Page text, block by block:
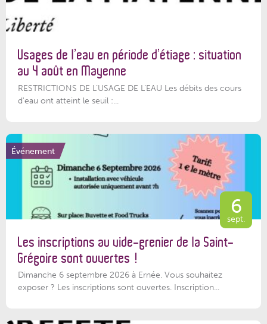
Usages de l’eau en période d’étiage : situation
au 4 août en Mayenne
RESTRICTIONS DE L’USAGE DE L’EAU Les débits des cours
d'eau ont atteint le seuil :...
Événement
6
sept.
Les inscriptions au vide-grenier de la Saint-
Grégoire sont ouvertes !
Dimanche 6 septembre 2026 à Ernée. Vous souhaitez
exposer ? Les inscriptions sont ouvertes. Inscription...